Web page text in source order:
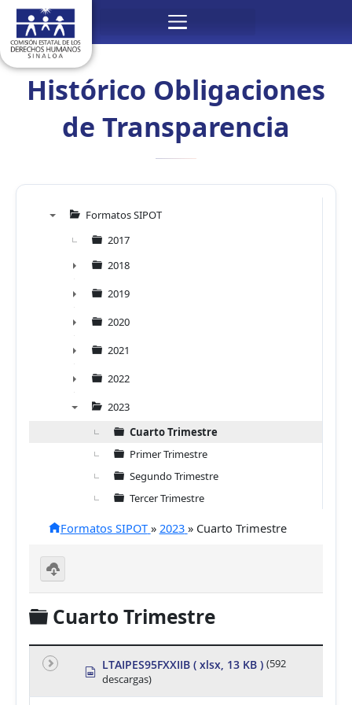
Menú
contenido
Histórico Obligaciones
de Transparencia
Formatos SIPOT
2017
►
2018
►
2019
►
2020
►
2021
►
2022
2023
Cuarto Trimestre
Primer Trimestre
Segundo Trimestre
Tercer Trimestre
Formatos SIPOT » 2023 » Cuarto Trimestre
w
nl
a
d
se
ct
C
a
r
Cuarto Trimestre
s
r
LTAIPES95FXXIIB ( xlsx, 13 KB ) (592
descargas)